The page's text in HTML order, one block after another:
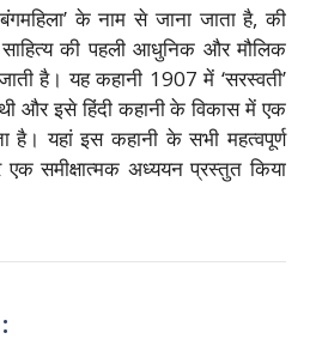
के नाम से जाना जाता है, की
की पहली आधुनिक और मौलिक
है। यह कहानी 1907 में ‘सरस्वती’
और इसे हिंदी कहानी के विकास में एक
है। यहां इस कहानी के सभी महत्वपूर्ण
समीक्षात्मक अध्ययन प्रस्तुत किया